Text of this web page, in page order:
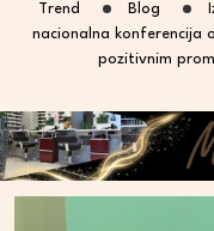
Trend Blog
nacionalna konferencija
pozitivnim